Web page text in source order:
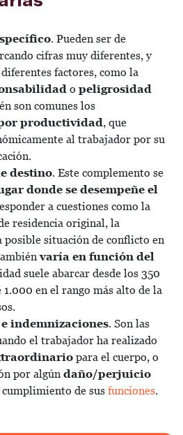
. Pueden ser de
cifras muy diferentes, y
factores, como la
o peligrosidad
son comunes los
productividad, que
al trabajador por su
destino. Este complemento se
donde se desempeñe el
a cuestiones como la
residencia original, la
posible situación de conflicto en
varía en función del
suele abarcar desde los 350
1.000 en el rango más alto de la
indemnizaciones. Son las
el trabajador ha realizado
para el cuerpo, o
por algún daño/perjuicio
de sus funciones.